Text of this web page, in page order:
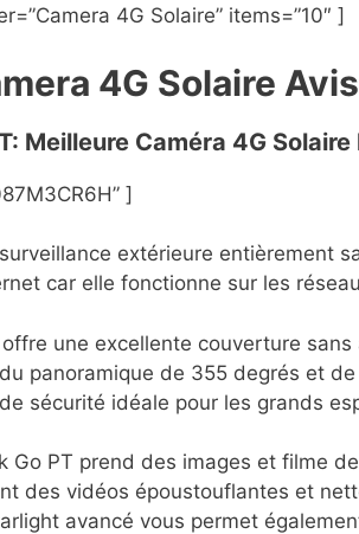
4G Solaire” items=”10″ ]
4G Solaire Avis
Meilleure Caméra 4G
]
extérieure entièrement
car elle fonctionne sur les
offre une excellente couverture
panoramique de 355 degrés et de
sécurité idéale pour les grands
Go PT prend des images et filme
des vidéos époustouflantes et
avancé vous permet